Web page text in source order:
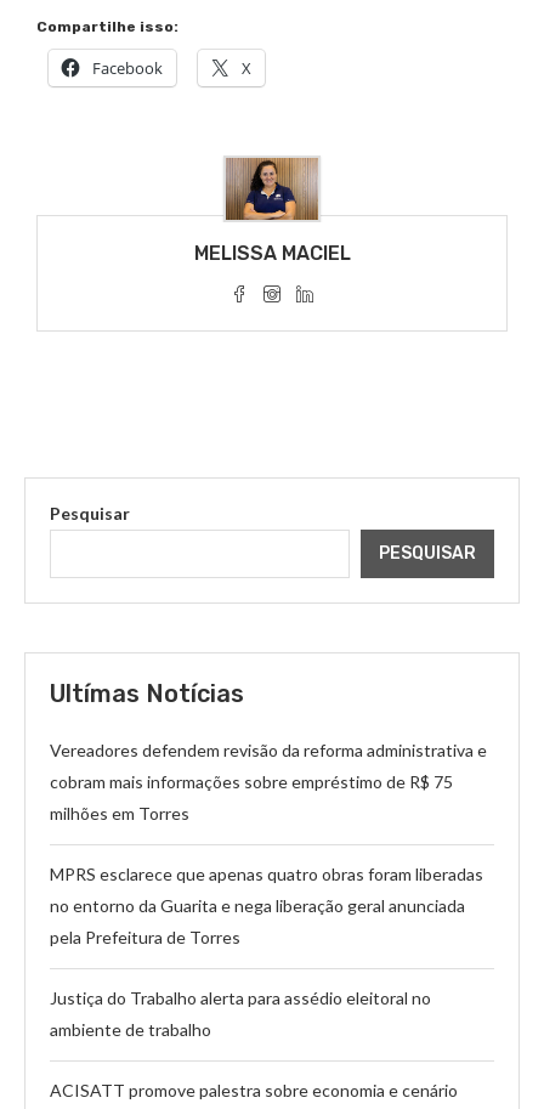
Compartilhe isso:
Facebook X
MELISSA MACIEL
Pesquisar
PESQUISAR
Ultímas Notícias
Vereadores defendem revisão da reforma administrativa e
cobram mais informações sobre empréstimo de R$ 75
milhões em Torres
MPRS esclarece que apenas quatro obras foram liberadas
no entorno da Guarita e nega liberação geral anunciada
pela Prefeitura de Torres
Justiça do Trabalho alerta para assédio eleitoral no
ambiente de trabalho
ACISATT promove palestra sobre economia e cenário